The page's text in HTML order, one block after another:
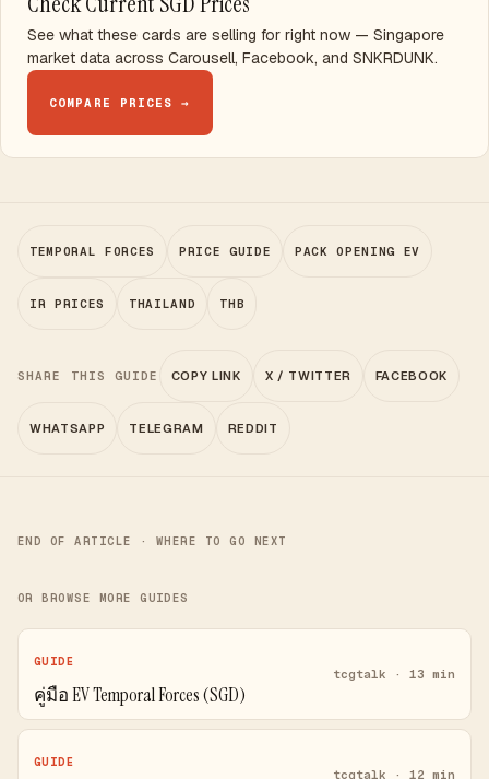
See what these cards are selling for right now — Singapore
market data across Carousell, Facebook, and SNKRDUNK.
COMPARE PRICES →
TEMPORAL FORCES PRICE GUIDE PACK OPENING EV
IR PRICES THAILAND THB
SHARE THIS GUIDE COPY LINK X / TWITTER FACEBOOK
WHATSAPP TELEGRAM REDDIT
END OF ARTICLE · WHERE TO GO NEXT
OR BROWSE MORE GUIDES
GUIDE
คู่มือ EV Temporal Forces (SGD)
tcgtalk · 13 min
GUIDE
tcgtalk · 12 min